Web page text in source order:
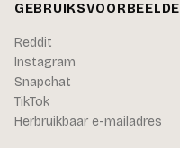
Reddit
Instagram
Snapchat
TikTok
Herbruikbaar e-mailadres